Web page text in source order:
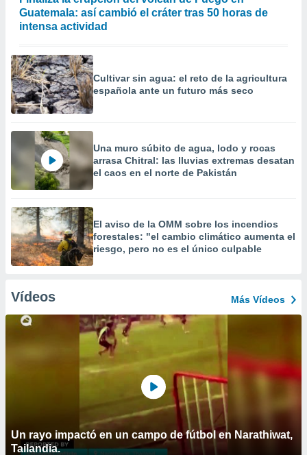
Guatemala: así cambió el cráter tras 50 horas de
intensa actividad
Cultivar sin agua: el reto de la agricultura
española ante un futuro más seco
Una muro súbito de agua, lodo y rocas
arrasa Chitral: las lluvias extremas desatan
el caos en el norte de Pakistán
El aviso de la OMM sobre los incendios
forestales: "el cambio climático aumenta el
riesgo, pero no es el único culpable
Vídeos Más Vídeos
Un rayo impactó en un campo de fútbol en Narathiwat,
Tailandia.